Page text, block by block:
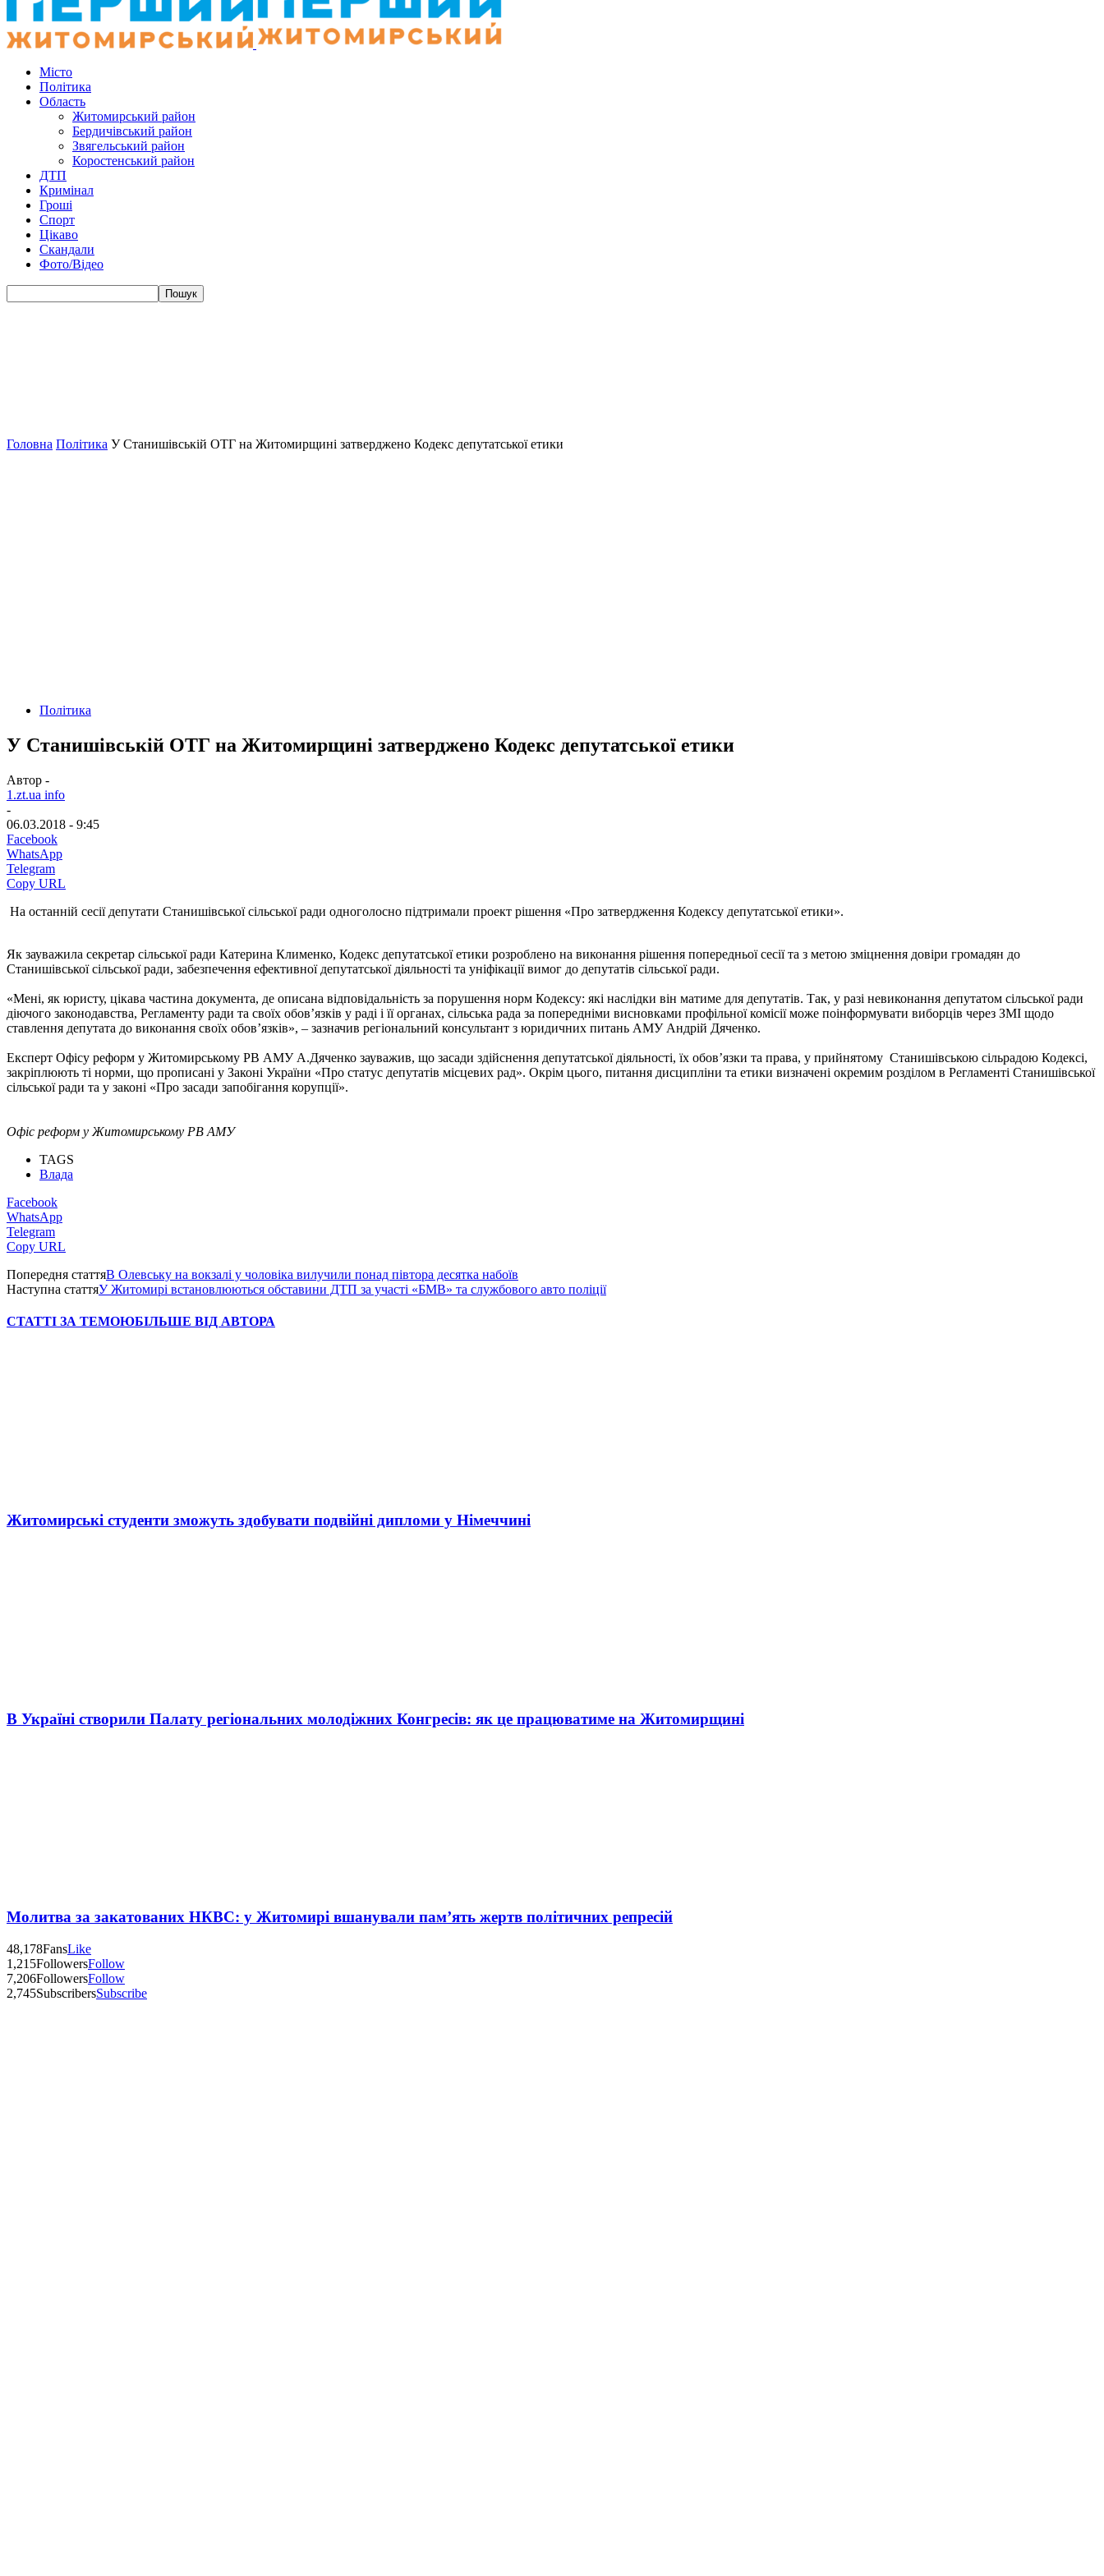
Місто
Політика
Область
Житомирський район
Бердичівський район
Звягельський район
Коростенський район
ДТП
Кримінал
Гроші
Спорт
Цікаво
Скандали
Фото/Відео
Головна Політика У Станишівській ОТГ на Житомирщині затверджено Кодекс депутатської етики
Політика
У Станишівській ОТГ на Житомирщині затверджено Кодекс депутатської етики
Автор -
1.zt.ua info
-
06.03.2018 - 9:45
Facebook
WhatsApp
Telegram
Copy URL
На останній сесії депутати Станишівської сільської ради одноголосно підтримали проект рішення «Про затвердження Кодексу депутатської етики».
Як зауважила секретар сільської ради Катерина Клименко, Кодекс депутатської етики розроблено на виконання рішення попередньої сесії та з метою зміцнення довіри громадян до
Станишівської сільської ради, забезпечення ефективної депутатської діяльності та уніфікації вимог до депутатів сільської ради.
«Мені, як юристу, цікава частина документа, де описана відповідальність за порушення норм Кодексу: які наслідки він матиме для депутатів. Так, у разі невиконання депутатом сільської ради
діючого законодавства, Регламенту ради та своїх обов’язків у раді і її органах, сільська рада за попередніми висновками профільної комісії може поінформувати виборців через ЗМІ щодо
ставлення депутата до виконання своїх обов’язків», – зазначив регіональний консультант з юридичних питань АМУ Андрій Дяченко.
Експерт Офісу реформ у Житомирському РВ АМУ А.Дяченко зауважив, що засади здійснення депутатської діяльності, їх обов’язки та права, у прийнятому Станишівською сільрадою Кодексі,
закріплюють ті норми, що прописані у Законі України «Про статус депутатів місцевих рад». Окрім цього, питання дисципліни та етики визначені окремим розділом в Регламенті Станишівської
сільської ради та у законі «Про засади запобігання корупції».
Офіс реформ у Житомирському РВ АМУ
TAGS
Влада
Facebook
WhatsApp
Telegram
Copy URL
Попередня статтяВ Олевську на вокзалі у чоловіка вилучили понад півтора десятка набоїв
Наступна статтяУ Житомирі встановлюються обставини ДТП за участі «БМВ» та службового авто поліції
СТАТТІ ЗА ТЕМОЮБІЛЬШЕ ВІД АВТОРА
Житомирські студенти зможуть здобувати подвійні дипломи у Німеччині
В Україні створили Палату регіональних молодіжних Конгресів: як це працюватиме на Житомирщині
Молитва за закатованих НКВС: у Житомирі вшанували пам’ять жертв політичних репресій
48,178FansLike
1,215FollowersFollow
7,206FollowersFollow
2,745SubscribersSubscribe